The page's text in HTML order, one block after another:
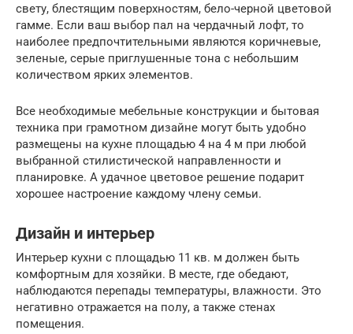
свету, блестящим поверхностям, бело-черной цветовой
гамме. Если ваш выбор пал на чердачный лофт, то
наиболее предпочтительными являются коричневые,
зеленые, серые приглушенные тона с небольшим
количеством ярких элементов.
Все необходимые мебельные конструкции и бытовая
техника при грамотном дизайне могут быть удобно
размещены на кухне площадью 4 на 4 м при любой
выбранной стилистической направленности и
планировке. А удачное цветовое решение подарит
хорошее настроение каждому члену семьи.
Дизайн и интерьер
Интерьер кухни с площадью 11 кв. м должен быть
комфортным для хозяйки. В месте, где обедают,
наблюдаются перепады температуры, влажности. Это
негативно отражается на полу, а также стенах
помещения.